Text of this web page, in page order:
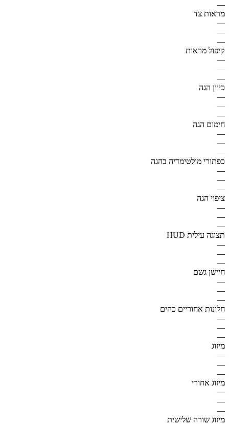
—
מראות צד
—
—
—
קיפול מראות
—
—
—
כיוון הגה
—
—
—
חימום הגה
—
—
—
כפתורי מולטימדיה בהגה
—
—
—
ציפוי הגה
—
—
—
תצוגה עילית HUD
—
—
—
חיישן גשם
—
—
—
חלונות אחוריים כהים
—
—
—
מיזוג
—
—
—
מיזוג אחורי
—
—
—
מיזוג שורה שלישית